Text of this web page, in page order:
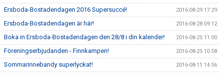
Ersboda-Bostadendagen 2016 Supersuccé! 2016-08-29 17:29
Ersboda-Bostadendagen är här! 2016-08-28 09:12
Boka in Ersboda-Bostadendagen den 28/8 i din kalender! 2016-08-25 11:00
Föreningserbjudanden - Finnkampen! 2016-08-25 10:58
Sommarinnebandy superlyckat! 2016-08-11 14:56